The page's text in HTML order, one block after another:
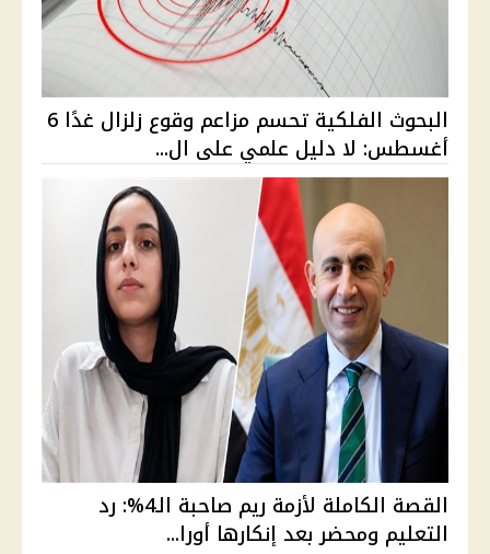
البحوث الفلكية تحسم مزاعم وقوع زلزال غدًا 6
أغسطس: لا دليل علمي على ال...
القصة الكاملة لأزمة ريم صاحبة الـ4%: رد
التعليم ومحضر بعد إنكارها أورا...